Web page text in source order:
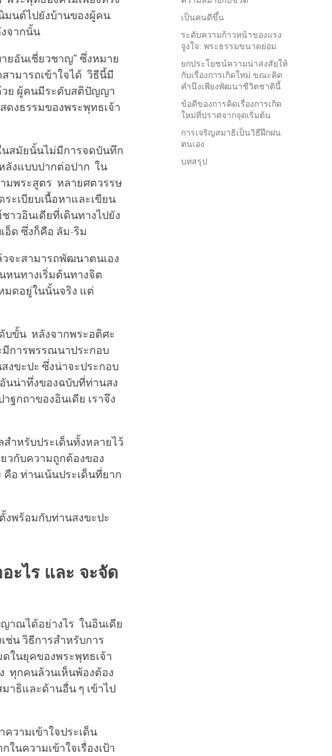
เป็นคนดีขึ้น
ระดับความก้าวหน้าของแรง
จูงใจ: พระธรรมขนาดย่อม
ยกประโยชน์ความน่าสงสัยให้
กับเรื่องการเกิดใหม่ ขณะคิด
คำนึงเพียงพัฒนาชีวิตชาตินี้
ข้อดีของการคิดเรื่องการเกิด
ใหม่ที่ปราศจากจุดเริ่มต้น
การเจริญสมาธิเป็นวิธีฝึกฝน
ตนเอง
บทสรุป
มนต์ไปยังบ้านของผู้คน
จากนั้น
ยอันเชี่ยวชาญ” ซึ่งหมาย
ามารถเข้าใจได้ วิธีนี้มี
ย ผู้คนมีระดับสติปัญญา
งธรรมของพระพุทธเจ้า
นสมัยนั้นไม่มีการจดบันทึก
ลังแบบปากต่อปาก ใน
มพระสูตร หลายศตวรรษ
ะเบียบเนื้อหาและเขียน
าวอินเดียที่เดินทางไปยัง
อ็ด ซึ่งก็คือ ลัม-ริม
จะสามารถพัฒนาตนเอง
หนทางเริ่มต้นทางจิต
มดอยู่ในนั้นจริง แต่
บขั้น หลังจากพระอติศะ
มีการพรรณนาประกอบ
งขะปะ ซึ่งน่าจะประกอบ
นน่าทึ่งของฉบับที่ท่านสง
กถาของอินเดีย เราจึง
ำหรับประเด็นทั้งหลายไว้
วกับความถูกต้องของ
อ ท่านเน้นประเด็นที่ยาก
พร้อมกับท่านสงขะปะ
ไร และ จะจัด
าณได้อย่างไร ในอินเดีย
น วิธีการสำหรับการ
ในยุคของพระพุทธเจ้า
ทุกคนล้วนเห็นพ้องต้อง
าธิและด้านอื่น ๆ เข้าไป
วามเข้าใจประเด็น
นความเข้าใจเรื่องเป้า